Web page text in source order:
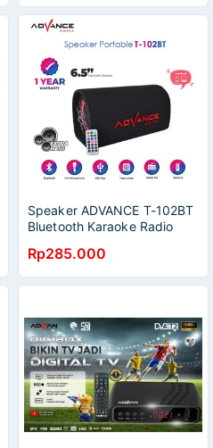
Speaker ADVANCE T-102BT
Bluetooth Karaoke Radio
Advance 1 Tahun
Rp285.000